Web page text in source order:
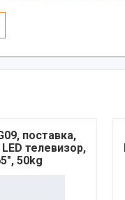
поставка,
телевизор,
50kg